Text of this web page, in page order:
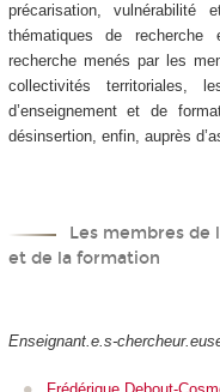
précarisation, vulnérabilité
thématiques de
recherche menés par les
collectivités territoriales,
d’enseignement et de
désinsertion, enfin, auprès
Les membres de
et de la formation
Enseignant.e.s-